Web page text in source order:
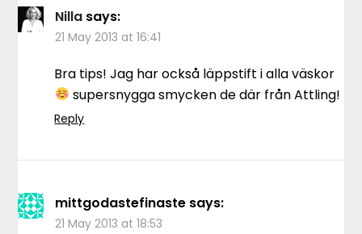
Nilla says:
21 May 2013 at 16:41
Bra tips! Jag har också läppstift i alla väskor
supersnygga smycken de där från Attling!
Reply
mittgodastefinaste says:
21 May 2013 at 18:53